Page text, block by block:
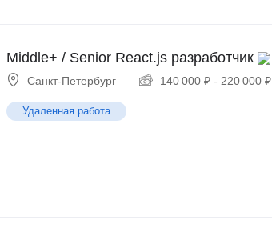
Middle+ / Senior React.js разработчик
Санкт-Петербург 140 000 ₽ - 220 000 ₽
Удаленная работа